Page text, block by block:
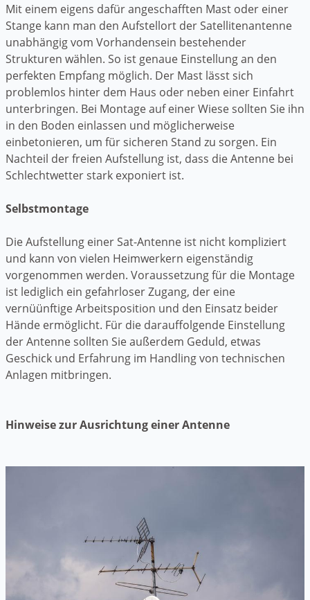
Mit einem eigens dafür angeschafften Mast oder einer
Stange kann man den Aufstellort der Satellitenantenne
unabhängig vom Vorhandensein bestehender
Strukturen wählen. So ist genaue Einstellung an den
perfekten Empfang möglich. Der Mast lässt sich
problemlos hinter dem Haus oder neben einer Einfahrt
unterbringen. Bei Montage auf einer Wiese sollten Sie ihn
in den Boden einlassen und möglicherweise
einbetonieren, um für sicheren Stand zu sorgen. Ein
Nachteil der freien Aufstellung ist, dass die Antenne bei
Schlechtwetter stark exponiert ist.
Selbstmontage
Die Aufstellung einer Sat-Antenne ist nicht kompliziert
und kann von vielen Heimwerkern eigenständig
vorgenommen werden. Voraussetzung für die Montage
ist lediglich ein gefahrloser Zugang, der eine
vernüünftige Arbeitsposition und den Einsatz beider
Hände ermöglicht. Für die darauffolgende Einstellung
der Antenne sollten Sie außerdem Geduld, etwas
Geschick und Erfahrung im Handling von technischen
Anlagen mitbringen.
Hinweise zur Ausrichtung einer Antenne